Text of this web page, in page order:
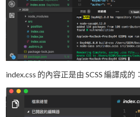
index.css 的內容正是由 SCSS 編譯成的：